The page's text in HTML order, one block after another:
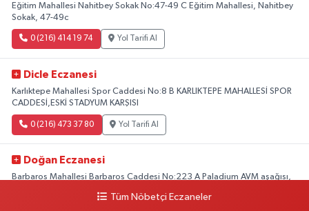
Eğitim Mahallesi Nahitbey Sokak No:47-49 C Eğitim Mahallesi, Nahitbey
Sokak, 47-49c
0 (216) 414 19 74 Yol Tarifi Al
Dicle Eczanesi
Karlıktepe Mahallesi Spor Caddesi No:8 B KARLIKTEPE MAHALLESİ SPOR
CADDESİ,ESKİ STADYUM KARŞISI
0 (216) 473 37 80 Yol Tarifi Al
Doğan Eczanesi
Barbaros Mahallesi Barbaros Caddesi No:223 A Paladium AVM aşağısı,
Tüm Nöbetçi Eczaneler